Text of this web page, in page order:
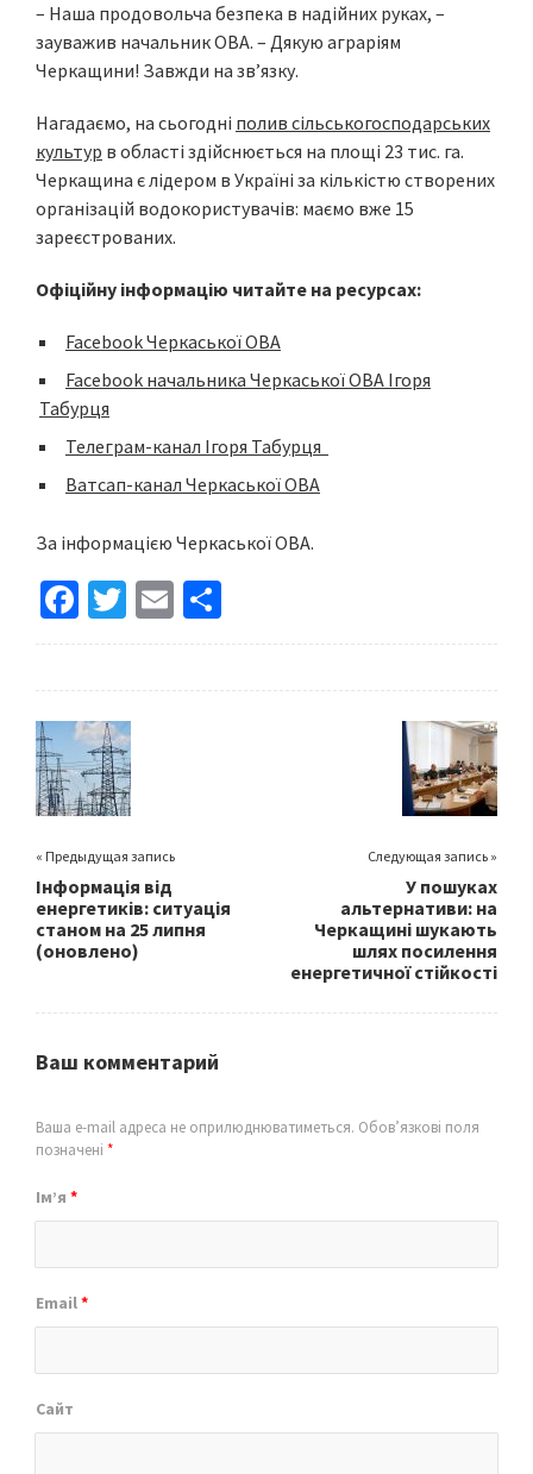
– Наша продовольча безпека в надійних руках, –
зауважив начальник ОВА. – Дякую аграріям
Черкащини! Завжди на зв’язку.
Нагадаємо, на сьогодні полив сільськогосподарських
культур в області здійснюється на площі 23 тис. га.
Черкащина є лідером в Україні за кількістю створених
організацій водокористувачів: маємо вже 15
зареєстрованих.
Офіційну інформацію читайте на ресурсах:
Facebook Черкаської ОВА
Facebook начальника Черкаської ОВА Ігоря
Табурця
Телеграм-канал Ігоря Табурця
Ватсап-канал Черкаської ОВА
За інформацією Черкаської ОВА.
Fa
ce
o
o
k
T
wi
er
E
m h
« Предыдущая запись
Інформація від
енергетиків: ситуація
станом на 25 липня
(оновлено)
Следующая запись »
У пошуках
альтернативи: на
Черкащині шукають
шлях посилення
енергетичної стійкості
Ваш комментарий
Ваша e-mail адреса не оприлюднюватиметься. Обов’язкові поля
позначені *
Ім’я *
Email*
Сайт